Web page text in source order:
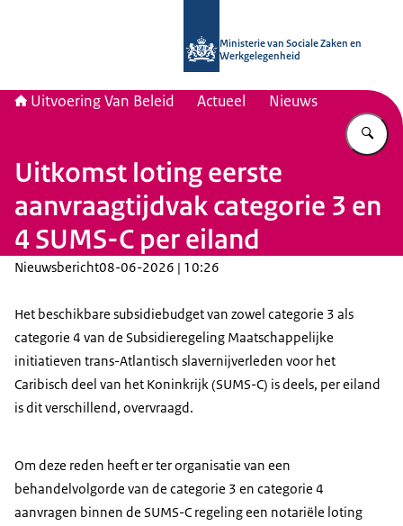
Ministerie van Sociale Zaken en
Werkgelegenheid
Uitvoering Van Beleid Actueel Nieuws
Uitkomst loting eerste
aanvraagtijdvak categorie 3 en
4 SUMS-C per eiland
Nieuwsbericht08-06-2026 | 10:26
Het beschikbare subsidiebudget van zowel categorie 3 als
categorie 4 van de Subsidieregeling Maatschappelijke
initiatieven trans-Atlantisch slavernijverleden voor het
Caribisch deel van het Koninkrijk (SUMS-C) is deels, per eiland
is dit verschillend, overvraagd.
Om deze reden heeft er ter organisatie van een
behandelvolgorde van de categorie 3 en categorie 4
aanvragen binnen de SUMS-C regeling een notariële loting